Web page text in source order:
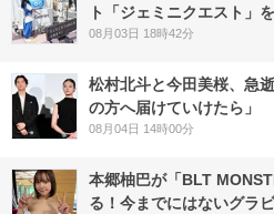
ト「ジェミニクエスト」
08月03日 18時42分
松村北斗と今田美桜、急
の方へ届けていけたら」
08月04日 14時00分
本郷柚巴が「BLT
る！今までにはないグラ